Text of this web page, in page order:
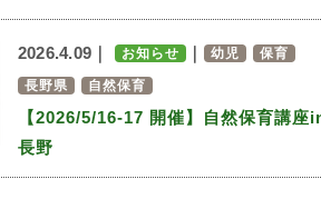
2026.4.09｜ お知らせ 幼児 保育
長野県 自然保育
【2026/5/16-17 開催】自然保育講座
長野